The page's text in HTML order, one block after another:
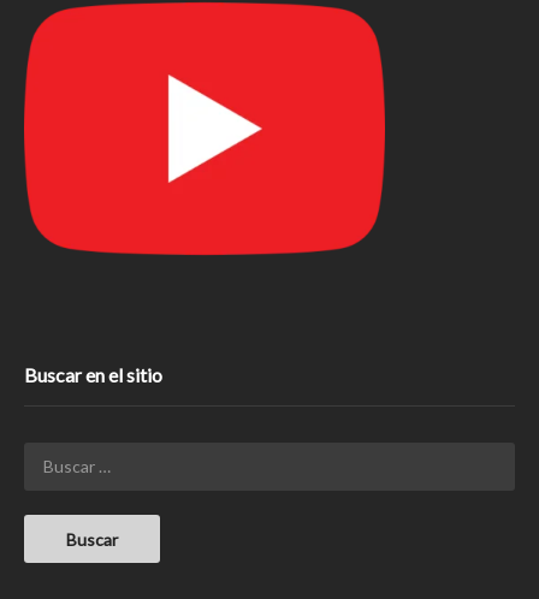
Buscar en el sitio